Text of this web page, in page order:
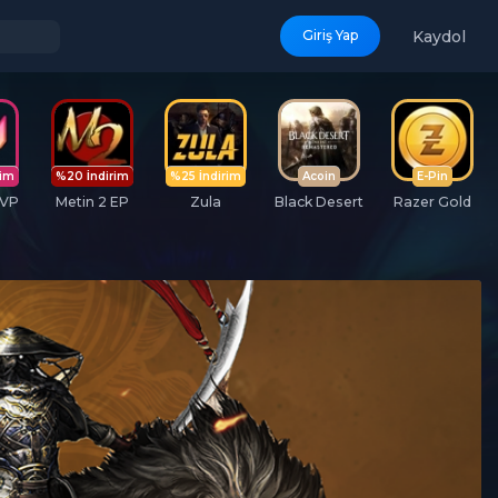
Giriş Yap Kaydol
%20 İndirim
Metin 2 EP
%25 İndirim
Zula
Acoin
Black Desert
E-Pin
Razer Gold